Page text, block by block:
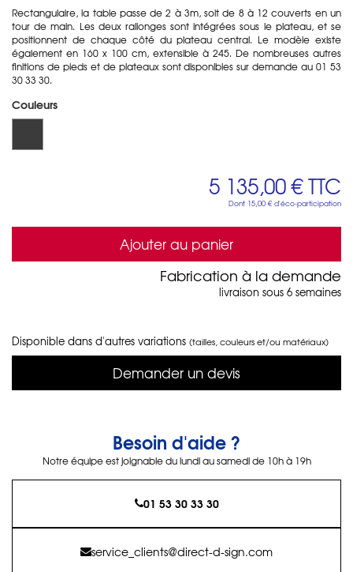
Rectangulaire, la table passe de 2 à 3m, soit de 8 à 12 couverts en un
tour de main. Les deux rallonges sont intégrées sous le plateau, et se
positionnent de chaque côté du plateau central. Le modèle existe
également en 160 x 100 cm, extensible à 245. De nombreuses autres
finitions de pieds et de plateaux sont disponibles sur demande au 01 53
30 33 30.
Couleurs
5 135,00 €TTC
Dont 15,00 € d'éco-participation
Ajouter au panier
Fabrication à la demande
livraison sous 6 semaines
Disponible dans d'autres variations (tailles, couleurs et/ou matériaux)
Demander un devis
Besoin d'aide ?
Notre équipe est joignable du lundi au samedi de 10h à 19h
01 53 30 33 30
service_clients@direct-d-sign.com